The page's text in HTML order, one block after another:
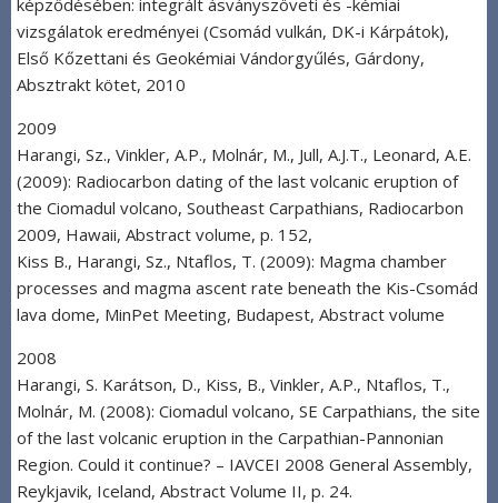
vizsgálatok eredményei (Csomád vulkán, DK-i Kárpátok),
Első Kőzettani és Geokémiai Vándorgyűlés, Gárdony,
Absztrakt kötet, 2010
2009
Harangi, Sz., Vinkler, A.P., Molnár, M., Jull, A.J.T., Leonard, A.E.
(2009): Radiocarbon dating of the last volcanic eruption of
the Ciomadul volcano, Southeast Carpathians, Radiocarbon
2009, Hawaii, Abstract volume, p. 152,
Kiss B., Harangi, Sz., Ntaflos, T. (2009): Magma chamber
processes and magma ascent rate beneath the Kis-Csomád
lava dome, MinPet Meeting, Budapest, Abstract volume
2008
Harangi, S. Karátson, D., Kiss, B., Vinkler, A.P., Ntaflos, T.,
Molnár, M. (2008): Ciomadul volcano, SE Carpathians, the site
of the last volcanic eruption in the Carpathian-Pannonian
Region. Could it continue? – IAVCEI 2008 General Assembly,
Reykjavik, Iceland, Abstract Volume II, p. 24.